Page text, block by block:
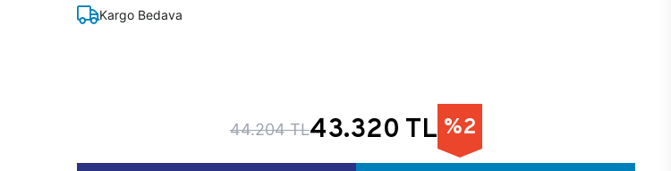
Kargo Bedava
44.204 TL43.320 TL %2